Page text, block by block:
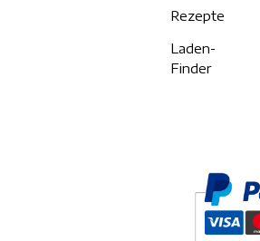
Rezepte
Laden-
Finder